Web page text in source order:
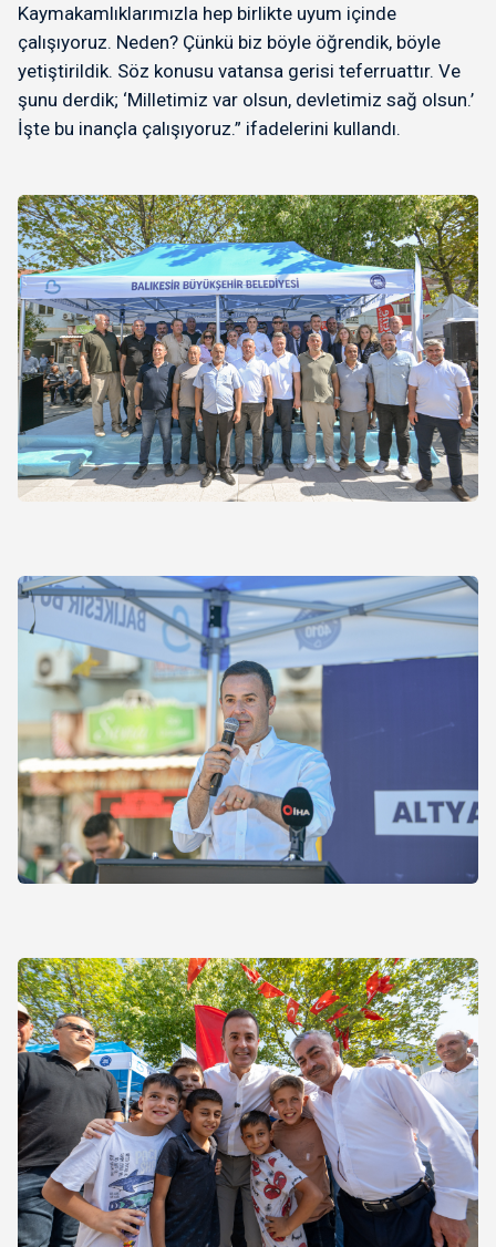
Kaymakamlıklarımızla hep birlikte uyum içinde
çalışıyoruz. Neden? Çünkü biz böyle öğrendik, böyle
yetiştirildik. Söz konusu vatansa gerisi teferruattır. Ve
şunu derdik; ‘Milletimiz var olsun, devletimiz sağ olsun.’
İşte bu inançla çalışıyoruz.” ifadelerini kullandı.